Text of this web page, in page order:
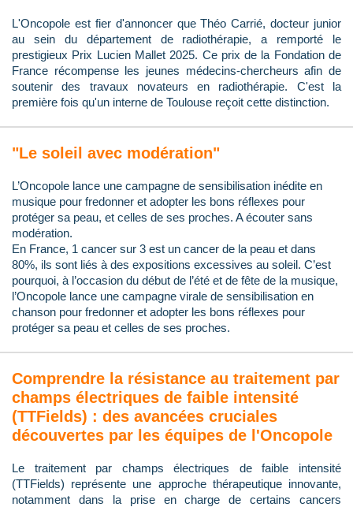
L'Oncopole est fier d'annoncer que Théo Carrié, docteur junior
au sein du département de radiothérapie, a remporté le
prestigieux Prix Lucien Mallet 2025. Ce prix de la Fondation de
France récompense les jeunes médecins-chercheurs afin de
soutenir des travaux novateurs en radiothérapie. C'est la
première fois qu'un interne de Toulouse reçoit cette distinction.
"Le soleil avec modération"
L’Oncopole lance une campagne de sensibilisation inédite en
musique pour fredonner et adopter les bons réflexes pour
protéger sa peau, et celles de ses proches. A écouter sans
modération.
En France, 1 cancer sur 3 est un cancer de la peau et dans
80%, ils sont liés à des expositions excessives au soleil. C’est
pourquoi, à l’occasion du début de l’été et de fête de la musique,
l’Oncopole lance une campagne virale de sensibilisation en
chanson pour fredonner et adopter les bons réflexes pour
protéger sa peau et celles de ses proches.
Comprendre la résistance au traitement par
champs électriques de faible intensité
(TTFields) : des avancées cruciales
découvertes par les équipes de l'Oncopole
Le traitement par champs électriques de faible intensité
(TTFields) représente une approche thérapeutique innovante,
notamment dans la prise en charge de certains cancers